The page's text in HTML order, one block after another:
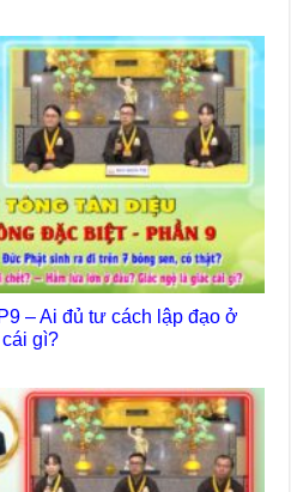
– Ai đủ tư cách lập đạo ở
gì?